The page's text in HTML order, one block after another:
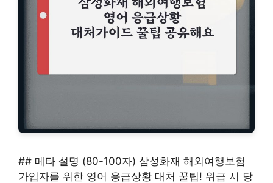
## 메타 설명 (80-100자) 삼성화재 해외여행보험
가입자를 위한 영어 응급상황 대처 꿀팁! 위급 시 당